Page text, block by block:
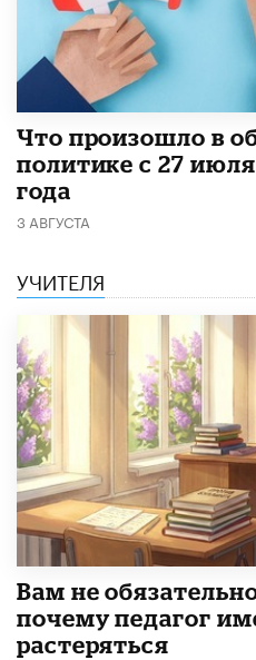
​Что произошло в
политике с 27 июля
года
3 АВГУСТА
УЧИТЕЛЯ
​Вам не
почему педагог
растеряться